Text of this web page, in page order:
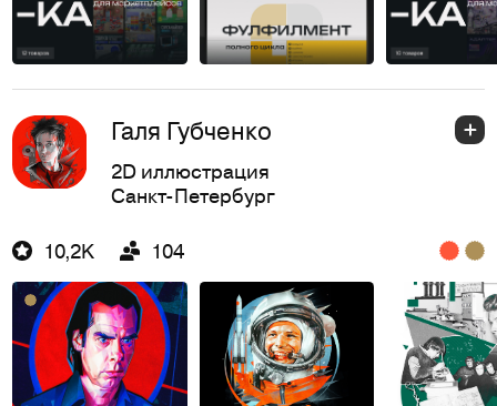
Галя Губченко
2D иллюстрация
Санкт-Петербург
10,2K 104